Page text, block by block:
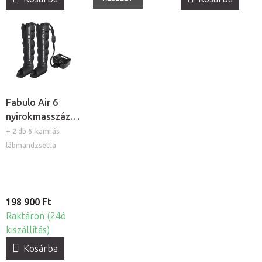
Fabulo Air 6
nyirokmasszázs
készülék, 6
kamrás
+ 2 db 6-kamrás
lábmandzsetta
198 900 Ft
Raktáron (24ó
kiszállítás)
Kosárba